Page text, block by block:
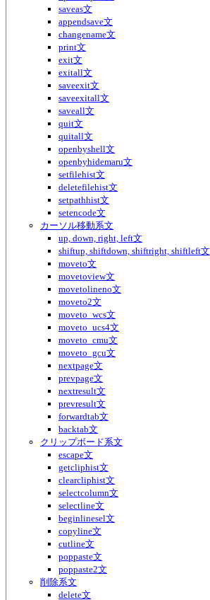
saveas文
appendsave文
changename文
print文
exit文
exitall文
saveexit文
saveexitall文
saveall文
quit文
quitall文
openbyshell文
openbyhidemaru文
setfilehist文
deletefilehist文
setpathhist文
setencode文
カーソル移動系文
up, down, right, left文
shiftup, shiftdown, shiftright, shiftleft文
moveto文
movetoview文
movetolineno文
moveto2文
moveto_wcs文
moveto_ucs4文
moveto_cmu文
moveto_gcu文
nextpage文
prevpage文
nextresult文
prevresult文
forwardtab文
backtab文
クリップボード系文
escape文
getcliphist文
clearcliphist文
selectcolumn文
selectline文
beginlinesel文
copyline文
cutline文
poppaste文
poppaste2文
削除系文
delete文